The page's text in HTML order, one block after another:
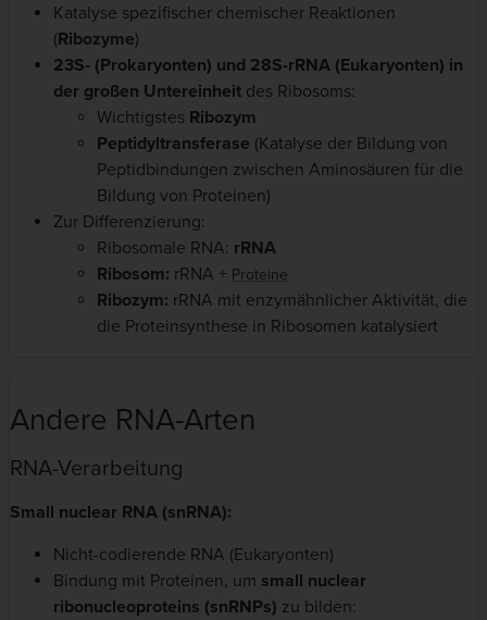
Katalyse spezifischer chemischer Reaktionen
(Ribozyme)
23S- (Prokaryonten) und 28S-rRNA (Eukaryonten) in
der großen Untereinheit des Ribosoms:
Wichtigstes Ribozym
Peptidyltransferase (Katalyse der Bildung von
Peptidbindungen zwischen Aminosäuren für die
Bildung von Proteinen)
Zur Differenzierung:
Ribosomale RNA: rRNA
Ribosom: rRNA + Proteine
Ribozym: rRNA mit enzymähnlicher Aktivität, die
die Proteinsynthese in Ribosomen katalysiert
Andere RNA-Arten
RNA-Verarbeitung
Small nuclear RNA (snRNA):
Nicht-codierende RNA (Eukaryonten)
Bindung mit Proteinen, um small nuclear
ribonucleoproteins (snRNPs) zu bilden: